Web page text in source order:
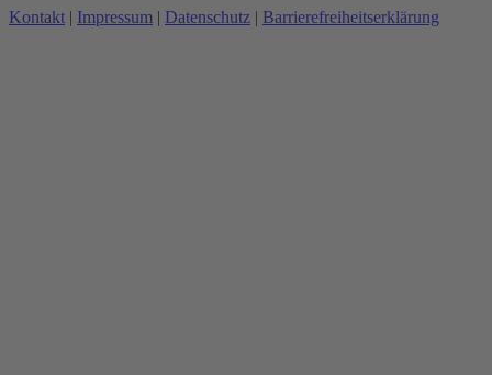
Kontakt | Impressum | Datenschutz | Barrierefreiheitserklärung